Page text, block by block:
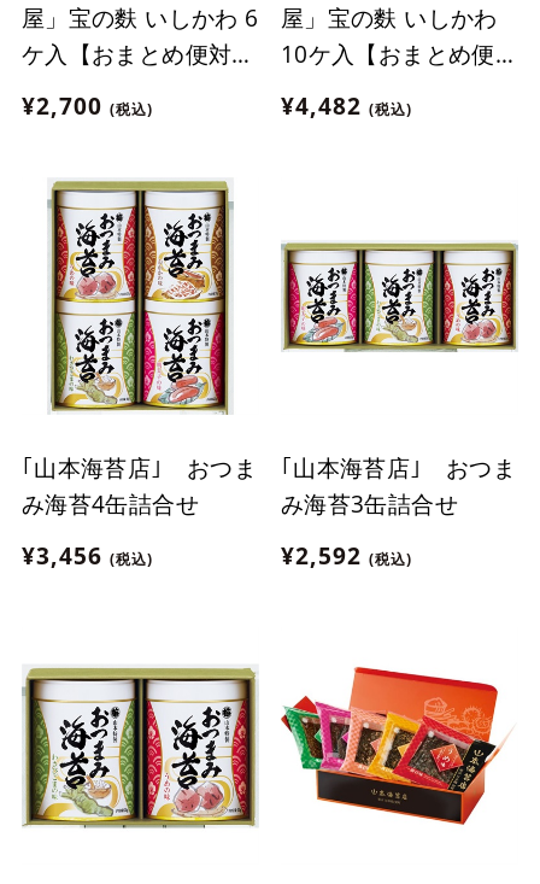
屋」宝の麩 いしかわ 6
ケ入【おまとめ便対
象】
¥2,700 (税込)
屋」宝の麩 いしかわ
10ケ入【おまとめ便
対象】
¥4,482 (税込)
｢山本海苔店｣ おつま
み海苔4缶詰合せ
¥3,456 (税込)
｢山本海苔店｣ おつま
み海苔3缶詰合せ
¥2,592 (税込)